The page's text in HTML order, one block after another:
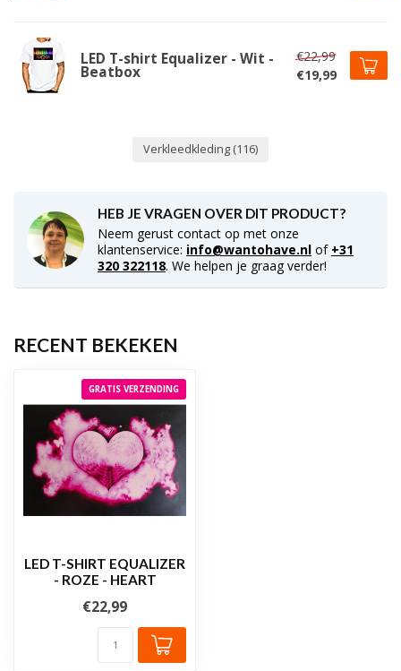
LED T-shirt Equalizer - Wit -
Beatbox
€22,99
€19,99
Verkleedkleding (116)
HEB JE VRAGEN OVER DIT PRODUCT?
Neem gerust contact op met onze
klantenservice: info@wantohave.nl of +31
320 322118. We helpen je graag verder!
RECENT BEKEKEN
GRATIS VERZENDING
LED T-SHIRT EQUALIZER
- ROZE - HEART
€22,99